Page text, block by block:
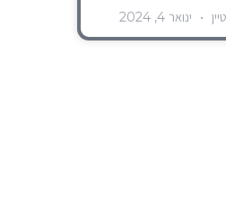
ינואר 4, 2024